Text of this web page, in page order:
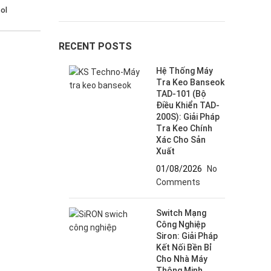
RECENT POSTS
Hệ Thống Máy
Tra Keo Banseok
TAD-101 (Bộ
Điều Khiển TAD-
200S): Giải Pháp
Tra Keo Chính
Xác Cho Sản
Xuất
01/08/2026
No
Comments
Switch Mạng
Công Nghiệp
Siron: Giải Pháp
Kết Nối Bền Bỉ
Cho Nhà Máy